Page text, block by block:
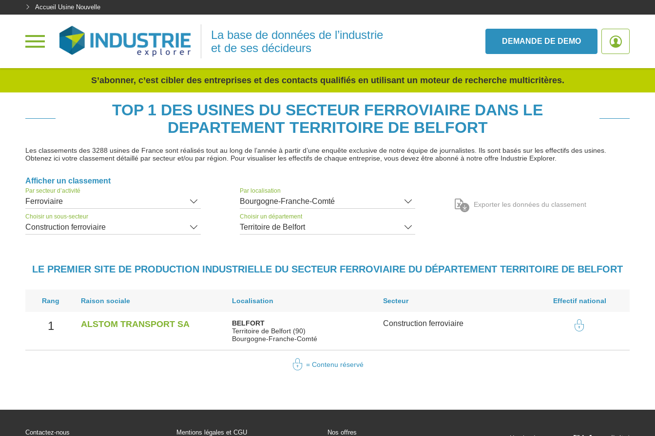
Accueil Usine Nouvelle
La base de données de l’industrie
et de ses décideurs
DEMANDE DE DEMO
S’abonner, c’est cibler des entreprises et des contacts qualifiés en utilisant un moteur de recherche multicritères.
TOP 1 DES USINES DU SECTEUR FERROVIAIRE DANS LE
DEPARTEMENT TERRITOIRE DE BELFORT
Les classements des 3288 usines de France sont réalisés tout au long de l’année à partir d’une enquête exclusive de notre équipe de journalistes. Ils sont basés sur les effectifs des usines.
Obtenez ici votre classement détaillé par secteur et/ou par région. Pour visualiser les effectifs de chaque entreprise, vous devez être abonné à notre offre Industrie Explorer.
Afficher un classement
Par secteur d’activité
Ferroviaire
Choisir un sous-secteur
Construction ferroviaire
Par localisation
Bourgogne-Franche-Comté
Choisir un département
Territoire de Belfort
Exporter les données du classement
LE PREMIER SITE DE PRODUCTION INDUSTRIELLE DU SECTEUR FERROVIAIRE DU DÉPARTEMENT TERRITOIRE DE BELFORT
Rang Raison sociale Localisation Secteur Effectif national
1 ALSTOM TRANSPORT SA
BELFORT
Territoire de Belfort (90)
Bourgogne-Franche-Comté
Construction ferroviaire
= Contenu réservé
Contactez-nous Mentions légales et CGU Nos offres